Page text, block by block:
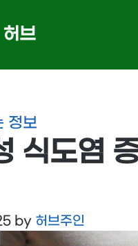
브
정보
식도염
by 허브주인